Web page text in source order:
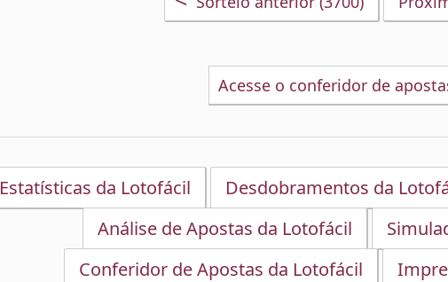
Acesse o conferidor de
Estatísticas da Lotofácil Desdobramentos da
Análise de Apostas da Lotofácil
Conferidor de Apostas da Lotofácil